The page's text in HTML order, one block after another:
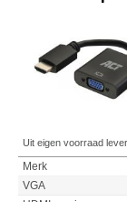
Uit eigen voorraad
Merk
VGA